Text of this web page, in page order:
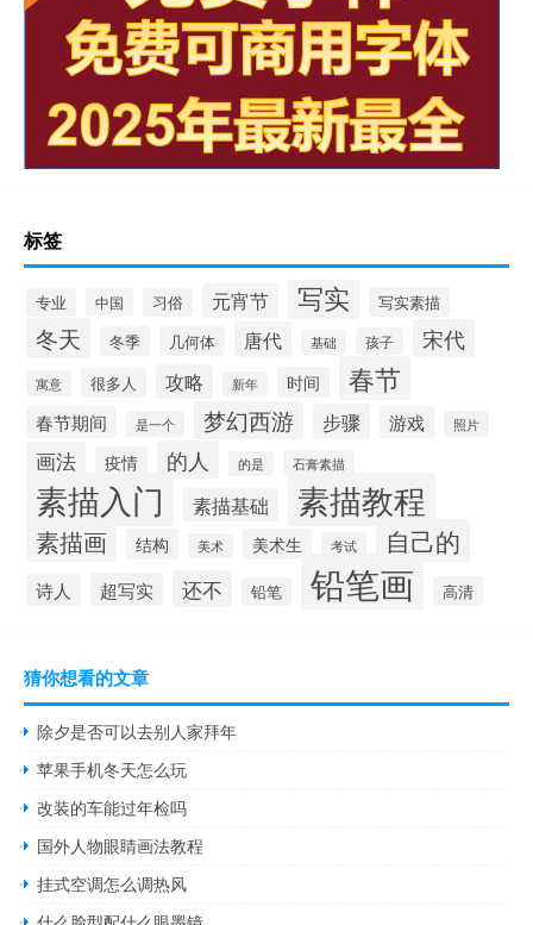
标签
专业 中国 习俗 元宵节 写实 写实素描
冬天 冬季 几何体 唐代 基础 孩子 宋代
寓意 很多人 攻略 新年 时间 春节
春节期间 是一个 梦幻西游 步骤 游戏 照片
画法 疫情 的人 的是 石膏素描
素描入门 素描基础 素描教程
素描画 结构 美术 美术生 考试 自己的
诗人 超写实 还不 铅笔 铅笔画 高清
猜你想看的文章
除夕是否可以去别人家拜年
苹果手机冬天怎么玩
改装的车能过年检吗
国外人物眼睛画法教程
挂式空调怎么调热风